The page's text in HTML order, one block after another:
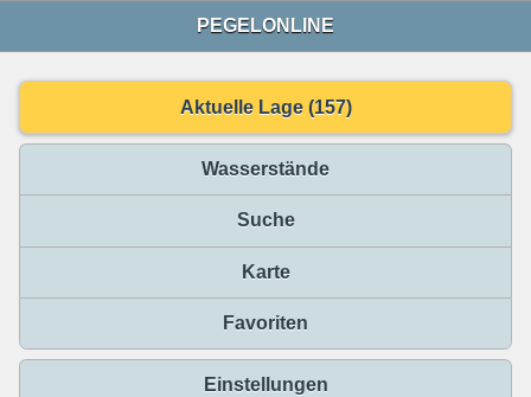
PEGELONLINE
Aktuelle Lage (157)
Wasserstände
Suche
Karte
Favoriten
Einstellungen